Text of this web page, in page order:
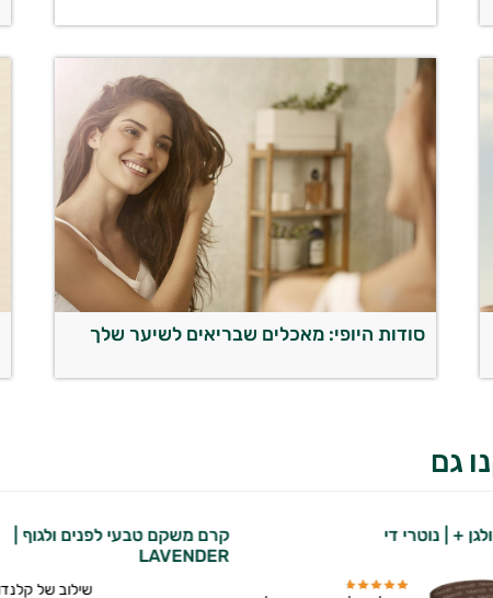
סודות היופי: מאכלים שבריאים לשיער שלך
גם
+ | נוטרי די
קרם משקם טבעי לפנים ולגוף |
LAVENDER
שילוב של